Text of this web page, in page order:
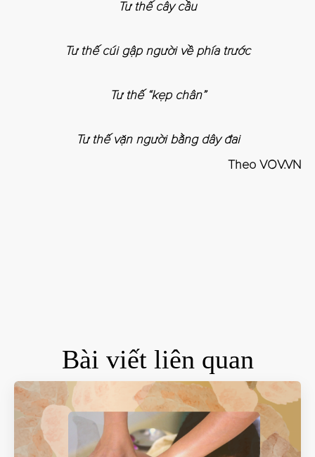
Tư thế cây cầu
Tư thế cúi gập người về phía trước
Tư thế “kẹp chân”
Tư thế vặn người bằng dây đai
Theo VOV.VN
Bài viết liên quan